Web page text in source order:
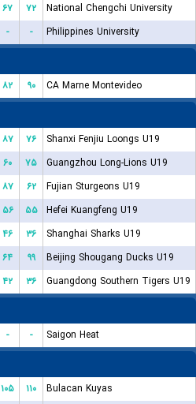
۶۷ ۷۲
National Chengchi University
- -
Philippines University
۸۲ ۹۰
CA Marne Montevideo
۸۷ ۷۶
Shanxi Fenjiu Loongs U19
۶۰ ۷۵
Guangzhou Long-Lions U19
۸۷ ۶۲
Fujian Sturgeons U19
۵۶ ۵۵
Hefei Kuangfeng U19
۴۶ ۳۶
Shanghai Sharks U19
۶۴ ۹۹
Beijing Shougang Ducks U19
۴۲ ۳۶
Guangdong Southern Tigers U19
- -
Saigon Heat
۱۰۵ ۱۱۰
Bulacan Kuyas